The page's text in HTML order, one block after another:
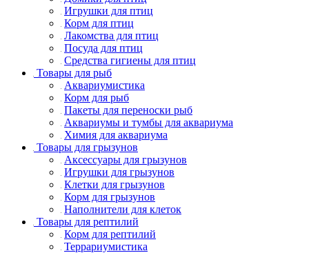
Игрушки для птиц
Корм для птиц
Лакомства для птиц
Посуда для птиц
Средства гигиены для птиц
Товары для рыб
Аквариумистика
Корм для рыб
Пакеты для переноски рыб
Аквариумы и тумбы для аквариума
Химия для аквариума
Товары для грызунов
Аксессуары для грызунов
Игрушки для грызунов
Клетки для грызунов
Корм для грызунов
Наполнители для клеток
Товары для рептилий
Корм для рептилий
Террариумистика